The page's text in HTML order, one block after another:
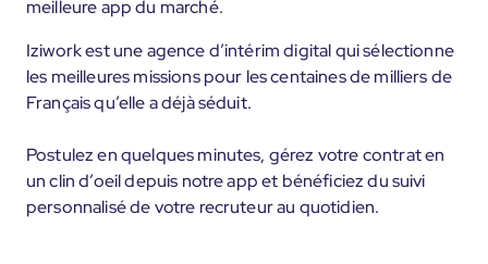
meilleure app du marché.
Iziwork est une agence d’intérim digital qui sélectionne
les meilleures missions pour les centaines de milliers de
Français qu’elle a déjà séduit.
Postulez en quelques minutes, gérez votre contrat en
un clin d’oeil depuis notre app et bénéficiez du suivi
personnalisé de votre recruteur au quotidien.